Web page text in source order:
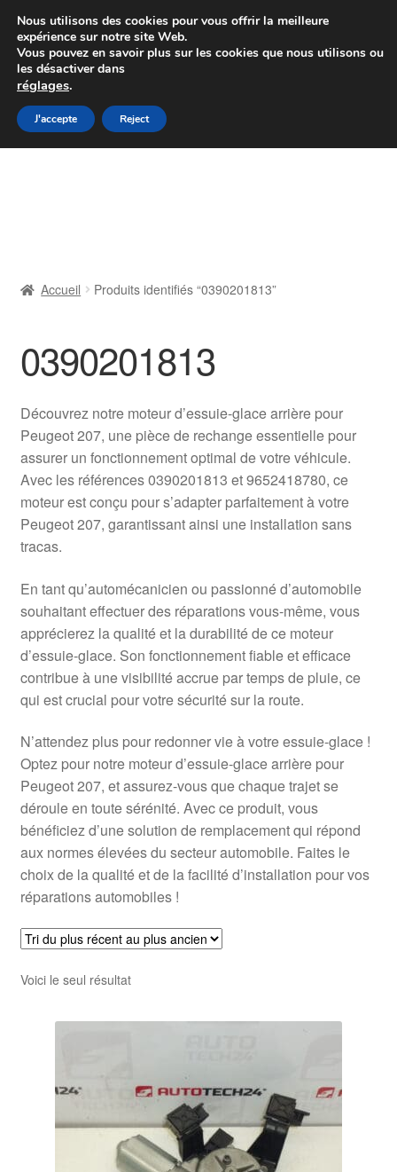
Colissimo livraison à partir de 7 EUR
Du lundi au vendredi de 9 h à 16 h
Aller
à
Aller
au
Livraison
Livraison internationale
Mon compte
Paiements
Panier
Plainte
Politique de confidentialité
Procédure de Réclamation
Termes et conditions
Accueil Produits identifiés “0390201813”
0390201813
Découvrez notre moteur d’essuie-glace arrière pour
Peugeot 207, une pièce de rechange essentielle pour
assurer un fonctionnement optimal de votre véhicule.
Avec les références 0390201813 et 9652418780, ce
moteur est conçu pour s’adapter parfaitement à votre
Peugeot 207, garantissant ainsi une installation sans
tracas.
En tant qu’automécanicien ou passionné d’automobile
souhaitant effectuer des réparations vous-même, vous
apprécierez la qualité et la durabilité de ce moteur
d’essuie-glace. Son fonctionnement fiable et efficace
contribue à une visibilité accrue par temps de pluie, ce
qui est crucial pour votre sécurité sur la route.
N’attendez plus pour redonner vie à votre essuie-glace !
Optez pour notre moteur d’essuie-glace arrière pour
Peugeot 207, et assurez-vous que chaque trajet se
déroule en toute sérénité. Avec ce produit, vous
bénéficiez d’une solution de remplacement qui répond
aux normes élevées du secteur automobile. Faites le
choix de la qualité et de la facilité d’installation pour vos
réparations automobiles !
Voici le seul résultat
Nous utilisons des cookies pour vous offrir la meilleure
expérience sur notre site Web.
Vous pouvez en savoir plus sur les cookies que nous utilisons ou
les désactiver dans
réglages.
J'accepte Reject